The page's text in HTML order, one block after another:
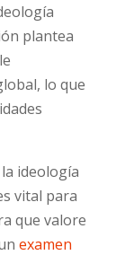
plantea
lo que
ideología
vital para
que valore
examen